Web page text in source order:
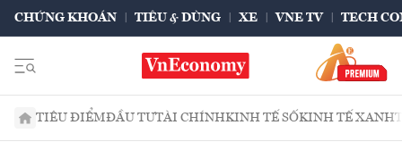
CHỨNG KHOÁN TIÊU & DÙNG XE VNE TV TECH
TIÊU ĐIỂMĐẦU TƯTÀI CHÍNHKINH TẾ SỐKINH TẾ XANH